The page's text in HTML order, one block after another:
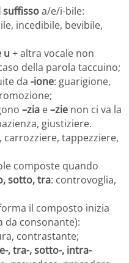
suffissoa/e/i-bile:
incedibile, bevibile,
u + altra vocale non
della parola taccuino;
da -ione: guarigione,
–zia e–zie non ci va la
giustiziere.
carrozziere, tappezziere,
composte quando
sotto, tra: controvoglia,
il composto inizia
da consonante):
contrastante;
, tra-, sotto-, intra-